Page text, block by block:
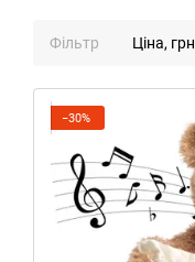
Фільтр Ціна, грн
−30%